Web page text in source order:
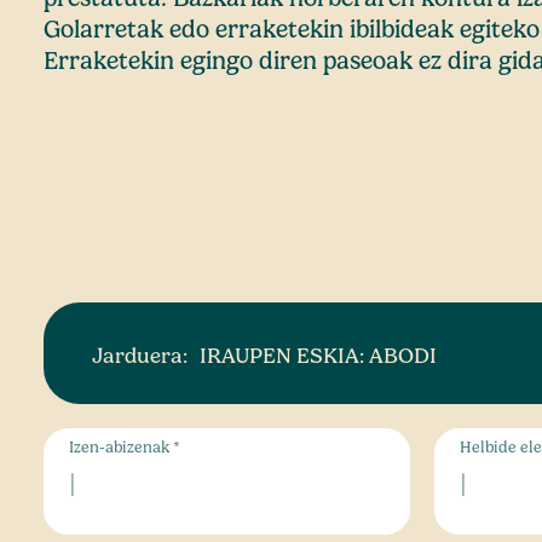
Golarretak edo erraketekin ibilbideak
Erraketekin egingo diren paseoak ez dira
Jarduera: IRAUPEN ESKIA: ABODI
Izen-abizenak * Helbide